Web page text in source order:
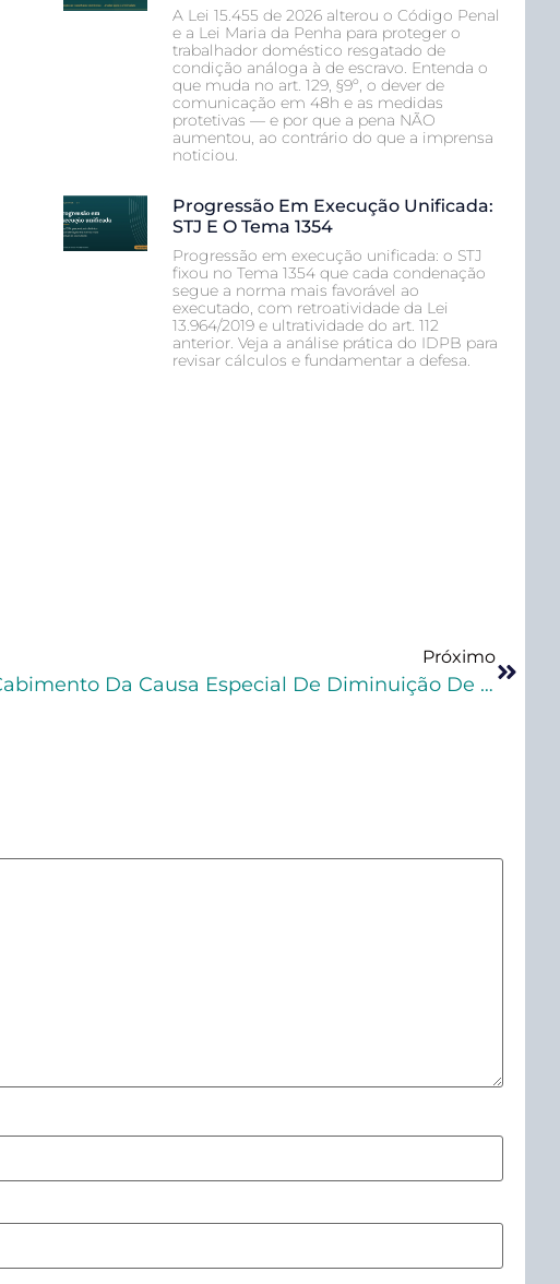
A Lei 15.455 de 2026 alterou o Código Penal
e a Lei Maria da Penha para proteger o
trabalhador doméstico resgatado de
condição análoga à de escravo. Entenda o
que muda no art. 129, §9º, o dever de
comunicação em 48h e as medidas
protetivas — e por que a pena NÃO
aumentou, ao contrário do que a imprensa
noticiou.
Progressão Em Execução Unificada:
STJ E O Tema 1354
Progressão em execução unificada: o STJ
fixou no Tema 1354 que cada condenação
segue a norma mais favorável ao
executado, com retroatividade da Lei
13.964/2019 e ultratividade do art. 112
anterior. Veja a análise prática do IDPB para
revisar cálculos e fundamentar a defesa.
Próximo
STJ Decide Pelo Cabimento Da Causa Especial De Diminuição De Pena Prevista No §4.º Do Art. 33 Da Lei De Drogas